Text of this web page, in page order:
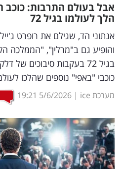
דיגיטל
וטק
שיווק
ופרסום
משפט
מדדים
ומחקרים
דעות
אבל בעולם התרבות: כוכב
הלך לעולמו בגיל 72
אנתוני הד, שגילם את רופרט
והופיע גם ב"מרלין", "הממלכה
בגיל 72 בעקבות סיבוכים
כוכבי "באפי" נוספים שהלכו
מערכת ice |
5/6/2026
19:21